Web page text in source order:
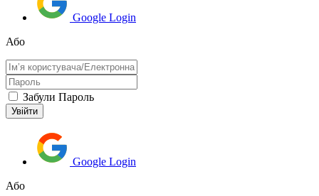
Google Login
Або
Забули Пароль
Google Login
Або